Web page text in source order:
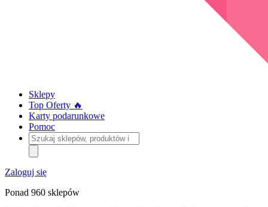
Sklepy
Top Oferty 🔥
Karty podarunkowe
Pomoc
Szukaj
sklepów,
produktów
i
kategorii
Zaloguj się
Ponad 960 sklepów